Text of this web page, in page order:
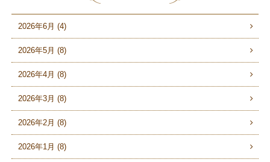
2026年6月 (4)
2026年5月 (8)
2026年4月 (8)
2026年3月 (8)
2026年2月 (8)
2026年1月 (8)